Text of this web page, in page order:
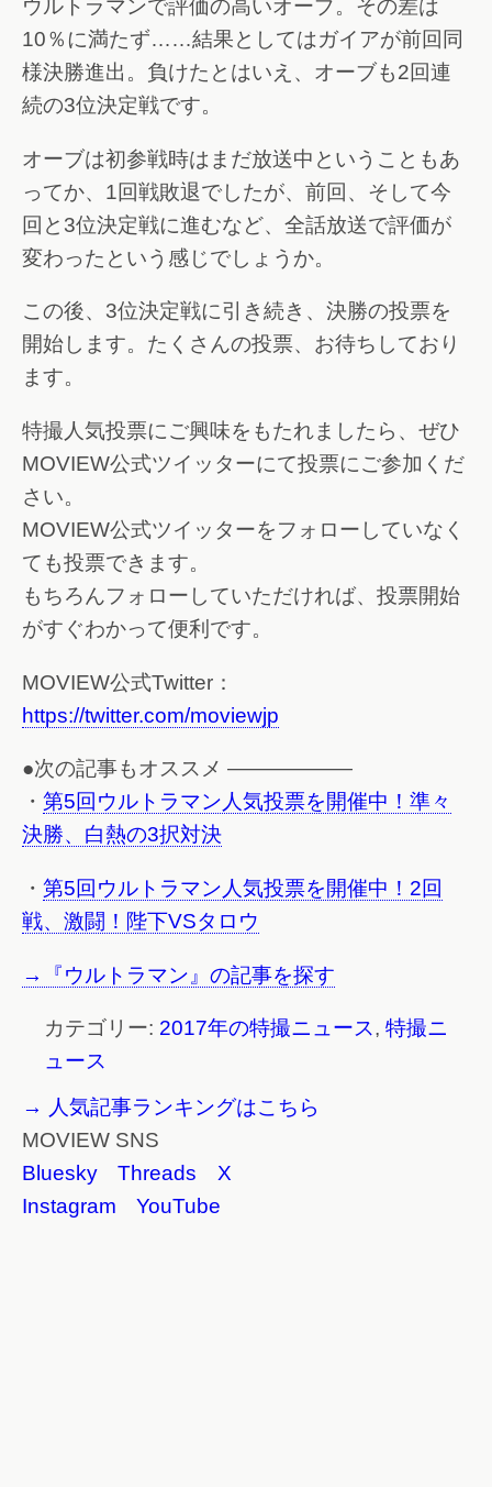
ウルトラマンで評価の高いオーブ。その差は
10％に満たず……結果としてはガイアが前回同
様決勝進出。負けたとはいえ、オーブも2回連
続の3位決定戦です。
オーブは初参戦時はまだ放送中ということもあ
ってか、1回戦敗退でしたが、前回、そして今
回と3位決定戦に進むなど、全話放送で評価が
変わったという感じでしょうか。
この後、3位決定戦に引き続き、決勝の投票を
開始します。たくさんの投票、お待ちしており
ます。
特撮人気投票にご興味をもたれましたら、ぜひ
MOVIEW公式ツイッターにて投票にご参加くだ
さい。
MOVIEW公式ツイッターをフォローしていなく
ても投票できます。
もちろんフォローしていただければ、投票開始
がすぐわかって便利です。
MOVIEW公式Twitter：
https://twitter.com/moviewjp
●次の記事もオススメ ——————
・ 第5回ウルトラマン人気投票を開催中！準々
決勝、白熱の3択対決
・ 第5回ウルトラマン人気投票を開催中！2回
戦、激闘！陛下VSタロウ
→『ウルトラマン』の記事を探す
カテゴリー: 2017年の特撮ニュース, 特撮ニ
ュース
→ 人気記事ランキングはこちら
MOVIEW SNS
Bluesky
Threads
X
Instagram
YouTube